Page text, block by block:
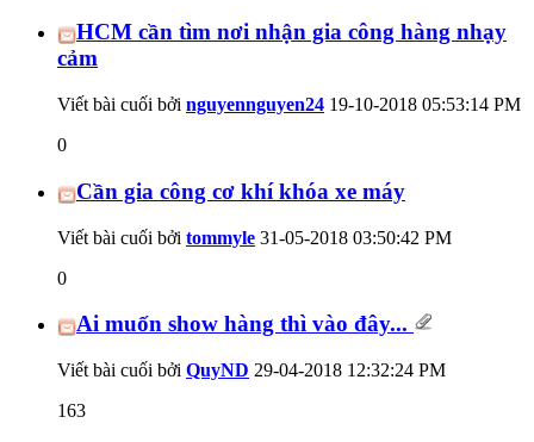
HCM cần tìm nơi nhận gia công hàng nhạy
cảm
Viết bài cuối bởi nguyennguyen24 19-10-2018 05:53:14 PM
0
Cần gia công cơ khí khóa xe máy
Viết bài cuối bởi tommyle 31-05-2018 03:50:42 PM
0
Ai muốn show hàng thì vào đây...
Viết bài cuối bởi QuyND 29-04-2018 12:32:24 PM
163